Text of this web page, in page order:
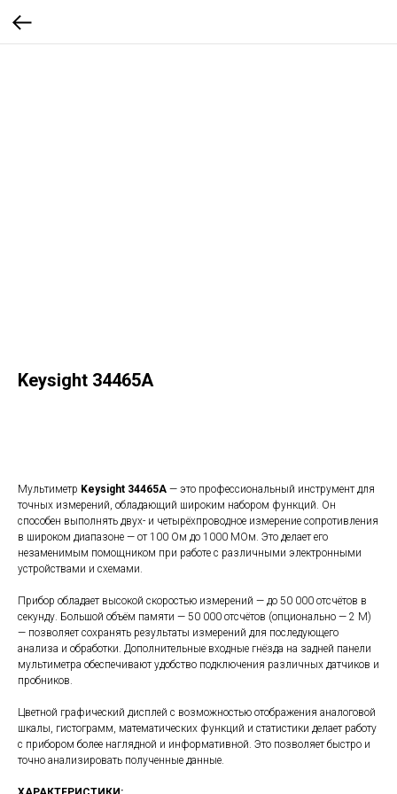
Keysight 34465A
Мультиметр Keysight 34465A — это профессиональный инструмент для
точных измерений, обладающий широким набором функций. Он
способен выполнять двух- и четырёхпроводное измерение сопротивления
в широком диапазоне — от 100 Ом до 1000 МОм. Это делает его
незаменимым помощником при работе с различными электронными
устройствами и схемами.
Прибор обладает высокой скоростью измерений — до 50 000 отсчётов в
секунду. Большой объём памяти — 50 000 отсчётов (опционально — 2 М)
— позволяет сохранять результаты измерений для последующего
анализа и обработки. Дополнительные входные гнёзда на задней панели
мультиметра обеспечивают удобство подключения различных датчиков и
пробников.
Цветной графический дисплей с возможностью отображения аналоговой
шкалы, гистограмм, математических функций и статистики делает работу
с прибором более наглядной и информативной. Это позволяет быстро и
точно анализировать полученные данные.